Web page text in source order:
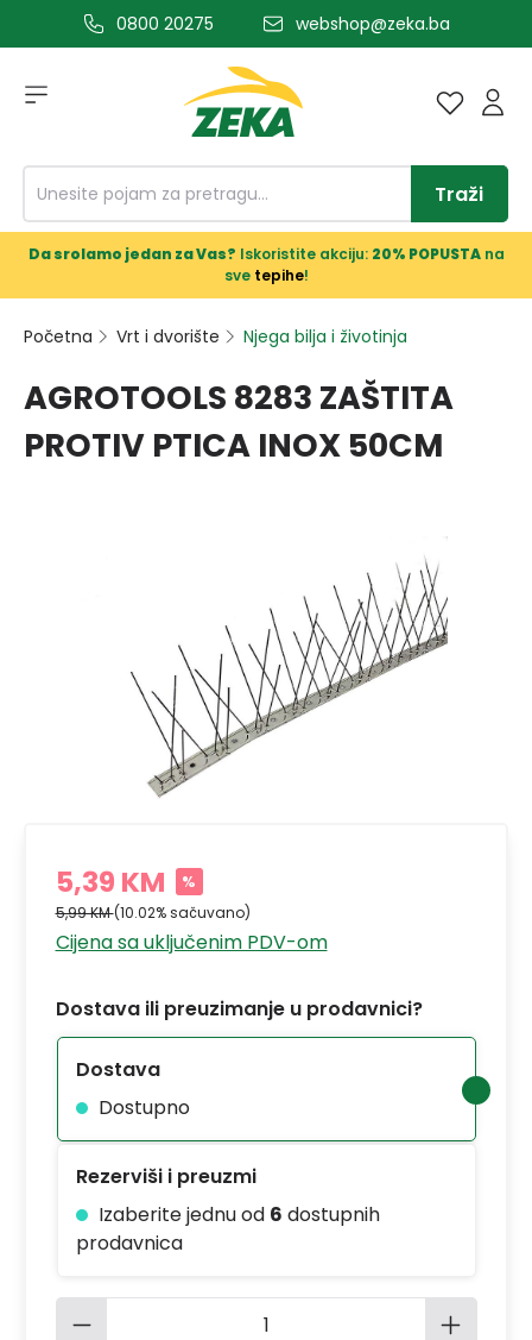
glavni sadržaj0800 20275 webshop@zeka.ba
Traži
Da srolamo jedan za Vas? Iskoristite akciju: 20% POPUSTAna
sve tepihe!
Početna Vrt i dvorište Njega bilja i životinja
AGROTOOLS 8283 ZAŠTITA
PROTIV PTICA INOX 50CM
5,39 KM %
5,99 KM(10.02% sačuvano)
Cijena sa uključenim PDV-om
Dostava ili preuzimanje u prodavnici?
Dostava
Dostupno
Rezerviši i preuzmi
Izaberite jednu od 6 dostupnih
prodavnica
Količina proizvoda: Unesite